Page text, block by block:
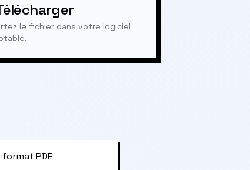
le fichier dans votre logiciel
PDF